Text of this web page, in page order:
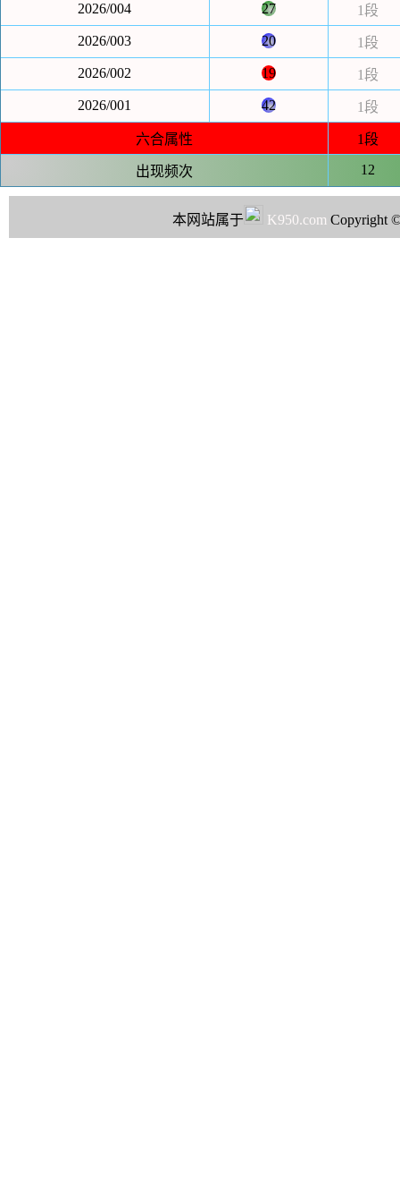
2026/004
27
1段
2026/003
20
1段
2026/002
19
1段
2026/001
42 1段
六合属性 1段
出现频次 12
本网站属于 K950.com Copyright